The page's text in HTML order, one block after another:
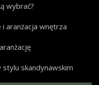
wybrać?
i aranżacja wnętrza
stylu skandynawskim